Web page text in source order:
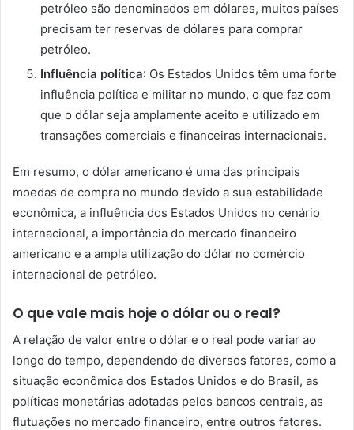
petróleo são denominados em dólares, muitos países
precisam ter reservas de dólares para comprar
petróleo.
Influência política: Os Estados Unidos têm uma forte
influência política e militar no mundo, o que faz com
que o dólar seja amplamente aceito e utilizado em
transações comerciais e financeiras internacionais.
Em resumo, o dólar americano é uma das principais
moedas de compra no mundo devido a sua estabilidade
econômica, a influência dos Estados Unidos no cenário
internacional, a importância do mercado financeiro
americano e a ampla utilização do dólar no comércio
internacional de petróleo.
O que vale mais hoje o dólar ou o real?
A relação de valor entre o dólar e o real pode variar ao
longo do tempo, dependendo de diversos fatores, como a
situação econômica dos Estados Unidos e do Brasil, as
políticas monetárias adotadas pelos bancos centrais, as
flutuações no mercado financeiro, entre outros fatores.